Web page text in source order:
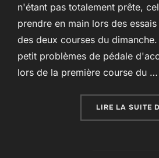
n'étant pas totalement prête,
prendre en main lors des
des deux courses du
petit problèmes de pédale
lors de la première course du …
LIRE LA SUITE